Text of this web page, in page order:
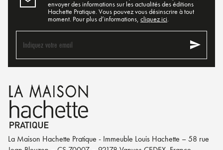
envoyer des informations sur les actualités des éditions
Hachette Pratique. Vous pouvez vous désinscrire à tout
moment. Pour plus d’informations, cliquez ici.
Indiquez votre email send
La Maison Hachette Pratique - Immeuble Louis Hachette – 58 rue